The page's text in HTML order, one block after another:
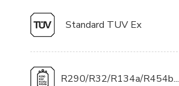
Standard TUV Ex
R290/R32/R134a/R454b...